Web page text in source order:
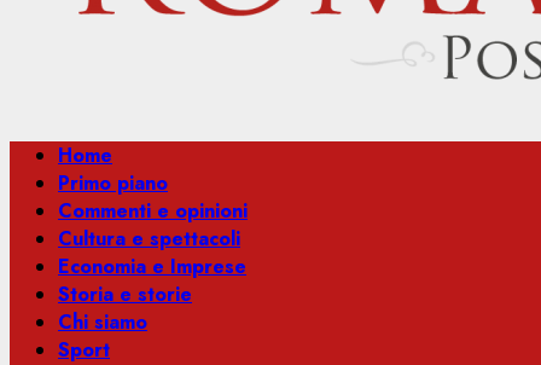
Menu
principale
Home
Primo piano
Commenti e opinioni
Cultura e spettacoli
Economia e Imprese
Storia e storie
Chi siamo
Sport